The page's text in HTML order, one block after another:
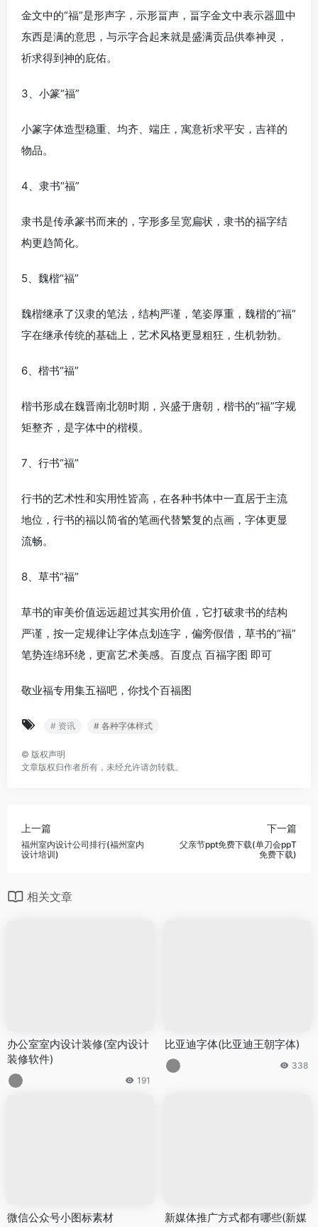
金文中的“福”是形声字，示形畐声，畐字金文中表示器皿中
东西是满的意思，与示字合起来就是盛满贡品供奉神灵，
祈求得到神的庇佑。
3、小篆“福”
小篆字体造型稳重、均齐、端庄，寓意祈求平安，吉祥的
物品。
4、隶书“福”
隶书是传承篆书而来的，字形多呈宽扁状，隶书的福字结
构更趋简化。
5、魏楷“福”
魏楷继承了汉隶的笔法，结构严谨，笔姿厚重，魏楷的“福”
字在继承传统的基础上，艺术风格更显粗狂，生机勃勃。
6、楷书“福”
楷书形成在魏晋南北朝时期，兴盛于唐朝，楷书的“福”字规
矩整齐，是字体中的楷模。
7、行书“福”
行书的艺术性和实用性皆高，在各种书体中一直居于主流
地位，行书的福以简省的笔画代替繁复的点画，字体更显
流畅。
8、草书“福”
草书的审美价值远远超过其实用价值，它打破隶书的结构
严谨，按一定规律让字体点划连字，偏旁假借，草书的“福”
笔势连绵环绕，更富艺术美感。百度点 百福字图 即可
敬业福专用集五福吧，你找个百福图
# 资讯 # 各种字体样式
© 版权声明
文章版权归作者所有，未经允许请勿转载。
上一篇
福州室内设计公司排行(福州室内
设计培训)
下一篇
父亲节ppt免费下载(单刀会ppT
免费下载)
相关文章
办公室室内设计装修(室内设计
装修软件)
191
比亚迪字体(比亚迪王朝字体)
338
微信公众号小图标素材
新媒体推广方式都有哪些(新媒